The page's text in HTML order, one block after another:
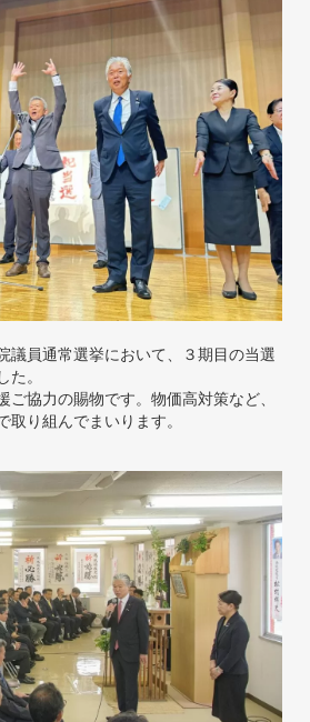
議員通常選挙において、３期目の当選
た。
ご協力の賜物です。物価高対策など、
取り組んでまいります。